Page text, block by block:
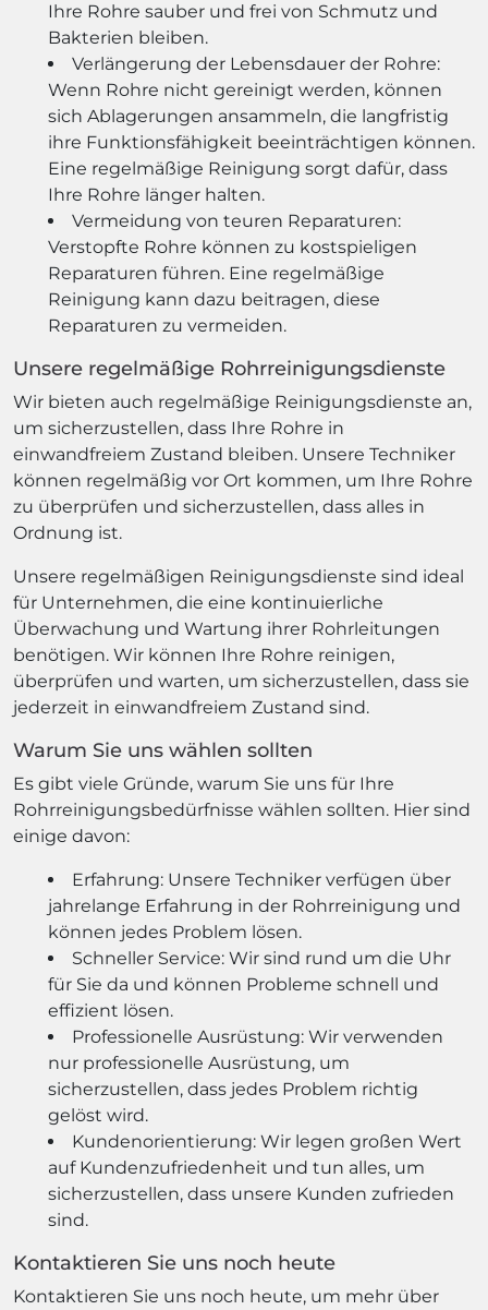
Ihre Rohre sauber und frei von Schmutz und
Bakterien bleiben.
Verlängerung der Lebensdauer der Rohre:
Wenn Rohre nicht gereinigt werden, können
sich Ablagerungen ansammeln, die langfristig
ihre Funktionsfähigkeit beeinträchtigen können.
Eine regelmäßige Reinigung sorgt dafür, dass
Ihre Rohre länger halten.
Vermeidung von teuren Reparaturen:
Verstopfte Rohre können zu kostspieligen
Reparaturen führen. Eine regelmäßige
Reinigung kann dazu beitragen, diese
Reparaturen zu vermeiden.
Unsere regelmäßige Rohrreinigungsdienste
Wir bieten auch regelmäßige Reinigungsdienste an,
um sicherzustellen, dass Ihre Rohre in
einwandfreiem Zustand bleiben. Unsere Techniker
können regelmäßig vor Ort kommen, um Ihre Rohre
zu überprüfen und sicherzustellen, dass alles in
Ordnung ist.
Unsere regelmäßigen Reinigungsdienste sind ideal
für Unternehmen, die eine kontinuierliche
Überwachung und Wartung ihrer Rohrleitungen
benötigen. Wir können Ihre Rohre reinigen,
überprüfen und warten, um sicherzustellen, dass sie
jederzeit in einwandfreiem Zustand sind.
Warum Sie uns wählen sollten
Es gibt viele Gründe, warum Sie uns für Ihre
Rohrreinigungsbedürfnisse wählen sollten. Hier sind
einige davon:
Erfahrung: Unsere Techniker verfügen über
jahrelange Erfahrung in der Rohrreinigung und
können jedes Problem lösen.
Schneller Service: Wir sind rund um die Uhr
für Sie da und können Probleme schnell und
effizient lösen.
Professionelle Ausrüstung: Wir verwenden
nur professionelle Ausrüstung, um
sicherzustellen, dass jedes Problem richtig
gelöst wird.
Kundenorientierung: Wir legen großen Wert
auf Kundenzufriedenheit und tun alles, um
sicherzustellen, dass unsere Kunden zufrieden
sind.
Kontaktieren Sie uns noch heute
Kontaktieren Sie uns noch heute, um mehr über